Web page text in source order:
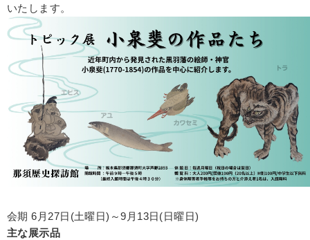
いたします。
会期 6月27日(土曜日)～9月13日(日曜日)
主な展示品